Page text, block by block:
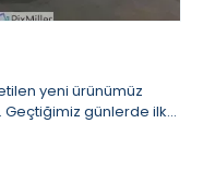
yeni ürünümüz
Geçtiğimiz günlerde ilk